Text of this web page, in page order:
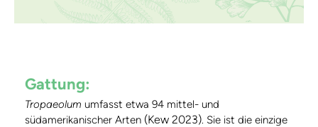
Gattung:
Tropaeolum umfasst etwa 94 mittel- und
südamerikanischer Arten (Kew 2023). Sie ist die einzige